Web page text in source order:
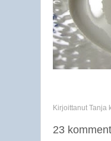
Kirjoittanut Tanja
23